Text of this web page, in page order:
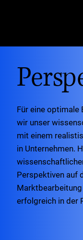
Für eine
wir unser
mit einem
in Unternehmen.
Perspektiven auf
erfolgreich in der